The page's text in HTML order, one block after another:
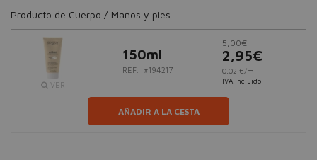
Producto de Cuerpo / Manos y pies
VER
150ml
REF.: #194217
5,00€
2,95€
0,02 €/ml
IVA incluido
AÑADIR A LA CESTA